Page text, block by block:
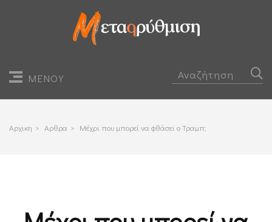
ΜΕΝΟΥ
Αρχικη > Αρθρα > Μέχρι που μπορεί να φθάσει ο Τραμπ;